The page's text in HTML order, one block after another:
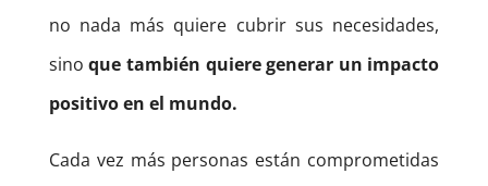
no nada más quiere cubrir sus necesidades,
sinoque también quiere generar un impacto
positivo en el mundo.
Cada vez más personas están comprometidas